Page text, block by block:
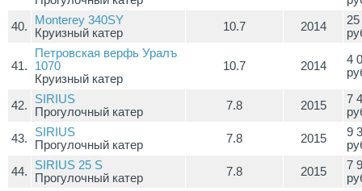
40.
Monterey 340SY
Круизный катер
10.7 2014
41.
Петровская верфь Уралъ
1070
Круизный катер
10.7 2014
4
42.
SIRIUS
Прогулочный катер
7.8 2015
7
43.
SIRIUS
Прогулочный катер
7.8 2015
9
44.
SIRIUS 25 S
Прогулочный катер
7.8 2015
7